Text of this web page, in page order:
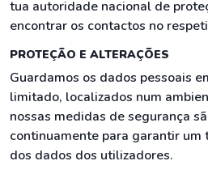
tua autoridade nacional de
encontrar os contactos no
PROTEÇÃO E ALTERAÇÕES
Guardamos os dados pessoais
limitado, localizados num
nossas medidas de segurança
continuamente para garantir
dos dados dos utilizadores.